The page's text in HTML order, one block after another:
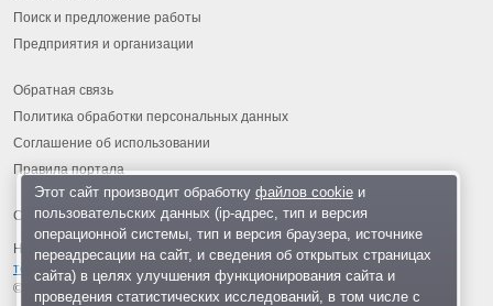
Поиск и предложение работы
Предприятия и организации
Обратная связь
Политика обработки персональных данных
Соглашение об использовании
Правила портала
На информационном ресурсе применяются рекомендательные
технологии
© 2013-2026 «ОИНФО»,
сделано в Одинцово
Этот сайт производит обработку файлов cookieи
пользовательских данных (ip-адрес, тип и версия
операционной системы, тип и версия браузера, источнике
переадресации на сайт, и сведения об открытых страницах
сайта) в целях улучшения функционирования сайта и
проведения статистических исследований, в том числе с